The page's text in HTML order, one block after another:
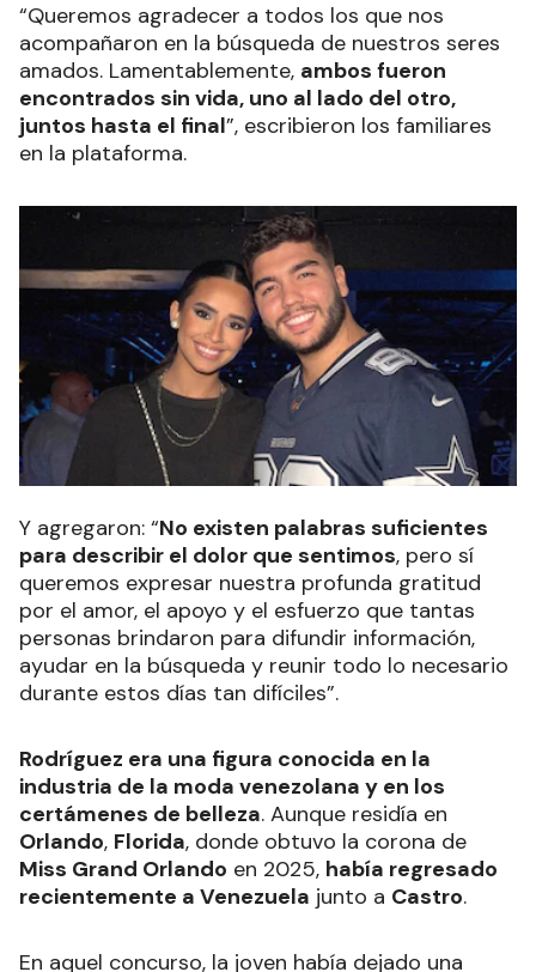
“Queremos agradecer a todos los que nos
acompañaron en la búsqueda de nuestros seres
amados. Lamentablemente, ambos fueron
encontrados sin vida, uno al lado del otro,
juntos hasta el final”, escribieron los familiares
en la plataforma.
Y agregaron: “No existen palabras suficientes
para describir el dolor que sentimos, pero sí
queremos expresar nuestra profunda gratitud
por el amor, el apoyo y el esfuerzo que tantas
personas brindaron para difundir información,
ayudar en la búsqueda y reunir todo lo necesario
durante estos días tan difíciles”.
Rodríguez era una figura conocida en la
industria de la moda venezolana y en los
certámenes de belleza. Aunque residía en
Orlando, Florida, donde obtuvo la corona de
Miss Grand Orlando en 2025, había regresado
recientemente a Venezuela junto a Castro.
En aquel concurso, la joven había dejado una